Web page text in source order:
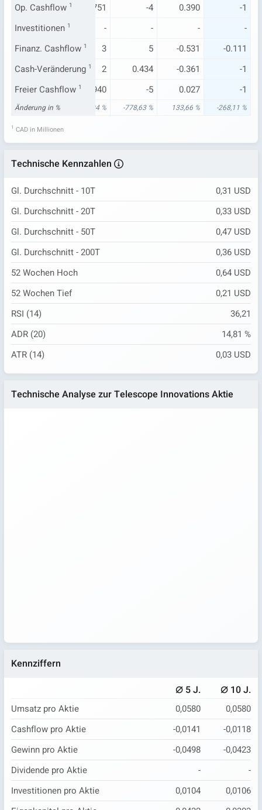
Op. Cashflow 1
-0.313 -0.751 -4 0.390
-1
Investitionen 1
-0.041 - - -
-
Finanz. Cashflow 1
0.500 3 5 -0.531
-0.111
Cash-Veränderung 1
0.147 2 0.434 -0.361
-1
Freier Cashflow 1
-0.353 -0.940 -5 0.027 -1
Änderung in %
-215,32 % -2.436,04 % -778,63 % 133,66 % -268,11 %
1 CAD in Millionen
Technische Kennzahlen
Gl. Durchschnitt - 10T
0,31 USD
Gl. Durchschnitt - 20T
0,33 USD
Gl. Durchschnitt - 50T
0,47 USD
Gl. Durchschnitt - 200T
0,36 USD
52 Wochen Hoch
0,64 USD
52 Wochen Tief
0,21 USD
RSI (14)
36,21
ADR (20)
14,81 %
ATR (14)
0,03 USD
Technische Analyse zur Telescope Innovations Aktie
Kennziffern
⌀ 5 J. ⌀ 10 J.
Umsatz pro Aktie 0,0580
0,0580
Cashflow pro Aktie
-0,0141
-0,0118
Gewinn pro Aktie
-0,0498
-0,0423
Dividende pro Aktie
-
-
Investitionen pro Aktie
0,0104
0,0106